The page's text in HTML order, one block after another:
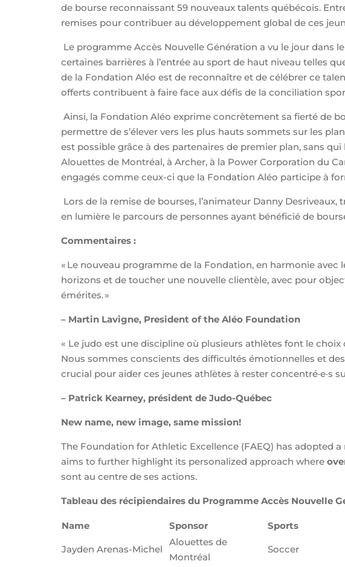
de bourse reconnaissant 59 nouveaux talents québécois.
remises pour contribuer au développement global de ces
Le programme Accès Nouvelle Génération a vu le jour dans
certaines barrières à l’entrée au sport de haut niveau telles
de la Fondation Aléo est de reconnaître et de célébrer ce
offerts contribuent à faire face aux défis de la conciliation
Ainsi, la Fondation Aléo exprime concrètement sa fierté de
permettre de s’élever vers les plus hauts sommets sur les
est possible grâce à des partenaires de premier plan, sans
Alouettes de Montréal, à Archer, à la Power Corporation du
engagés comme ceux-ci que la Fondation Aléo participe à
Lors de la remise de bourses, l’animateur Danny
en lumière le parcours de personnes ayant bénéficié de
Commentaires :
« Le nouveau programme de la Fondation, en harmonie
horizons et de toucher une nouvelle clientèle, avec pour
émérites. »
– Martin Lavigne, President of the Aléo Foundation
« Le judo est une discipline où plusieurs athlètes font le
Nous sommes conscients des difficultés émotionnelles et
crucial pour aider ces jeunes athlètes à rester concentré·e·s
– Patrick Kearney, président de Judo-Québec
New name, new image, same mission!
The Foundation for Athletic Excellence (FAEQ) has adopted
aims to further highlight its personalized approach where
sont au centre de ses actions.
Tableau des récipiendaires du Programme Accès Nouvelle
Name Sponsor Sports
Jayden Arenas-Michel
Alouettes de
Montréal
Soccer